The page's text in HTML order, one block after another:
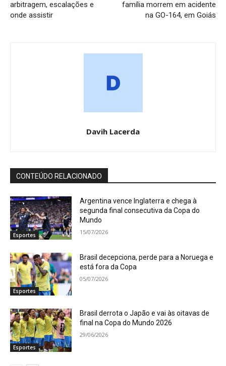
arbitragem, escalações e
onde assistir
família morrem em acidente
na GO-164, em Goiás
Davih Lacerda
CONTEÚDO RELACIONADO
Esportes
Argentina vence Inglaterra e chega à
segunda final consecutiva da Copa do
Mundo
15/07/2026
Esportes
Brasil decepciona, perde para a Noruega e
está fora da Copa
05/07/2026
Esportes
Brasil derrota o Japão e vai às oitavas de
final na Copa do Mundo 2026
29/06/2026